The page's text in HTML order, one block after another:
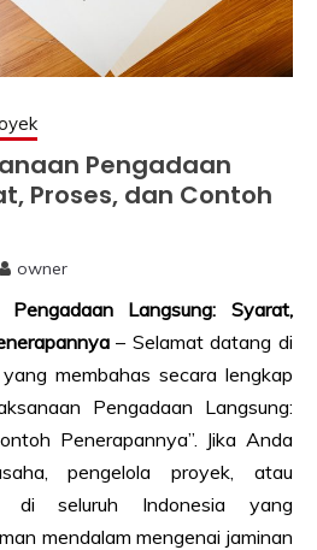
Pengadaan
Proses, dan Contoh
owner
Pengadaan Langsung: Syarat,
– Selamat datang di
membahas secara lengkap
Pengadaan Langsung:
Penerapannya”. Jika Anda
pengelola proyek, atau
di seluruh Indonesia yang
mendalam mengenai jaminan